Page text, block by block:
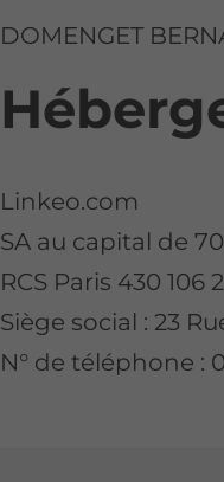
DOMENGET
Linkeo.com
SA au capital de
RCS Paris 430 106
Siège social : 23
N° de téléphone :